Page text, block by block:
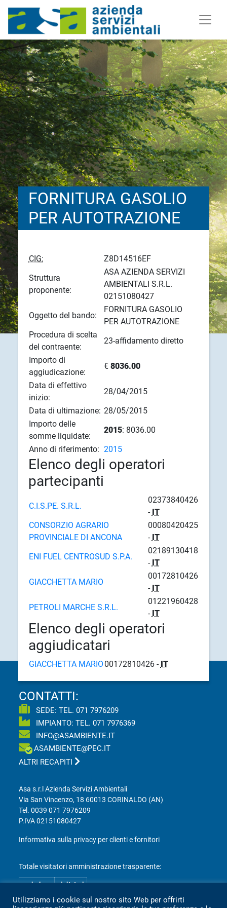
FORNITURA GASOLIO
PER AUTOTRAZIONE
CIG:
Z8D14516EF
Struttura
proponente:
ASA AZIENDA SERVIZI
AMBIENTALI S.R.L.
02151080427
Oggetto del bando:
FORNITURA GASOLIO
PER AUTOTRAZIONE
Procedura di scelta
del contraente:
23-affidamento diretto
Importo di
aggiudicazione:
€ 8036.00
Data di effettivo
inizio:
28/04/2015
Data di ultimazione: 28/05/2015
Importo delle
somme liquidate:
2015: 8036.00
Anno di riferimento: 2015
Elenco degli operatori
partecipanti
C.I.S.PE. S.R.L.
02373840426
- IT
CONSORZIO AGRARIO
PROVINCIALE DI ANCONA
00080420425
- IT
ENI FUEL CENTROSUD S.P.A.
02189130418
- IT
GIACCHETTA MARIO
00172810426
- IT
PETROLI MARCHE S.R.L.
01221960428
- IT
Elenco degli operatori
aggiudicatari
GIACCHETTA MARIO 00172810426 - IT
CONTATTI:
SEDE: TEL.071 7976209
IMPIANTO: TEL.071 7976369
INFO@ASAMBIENTE.IT
ASAMBIENTE@PEC.IT
ALTRI RECAPITI
Asa s.r.l Azienda Servizi Ambientali
Via San Vincenzo, 18 60013 CORINALDO (AN)
Tel.0039 071 7976209
P.IVA 02151080427
Informativa sulla privacy per clienti e fornitori
Totale visitatori amministrazione trasparente:
periodo
visitatori
anno 2025
2.360
Utilizziamo i cookie sul nostro sito Web per offrirti